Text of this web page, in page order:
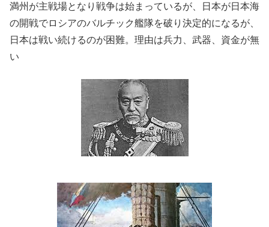
満州が主戦場となり戦争は始まっているが、日本が日本海
の開戦でロシアのバルチック艦隊を破り決定的になるが、
日本は戦い続けるのが困難。理由は兵力、武器、資金が無
い